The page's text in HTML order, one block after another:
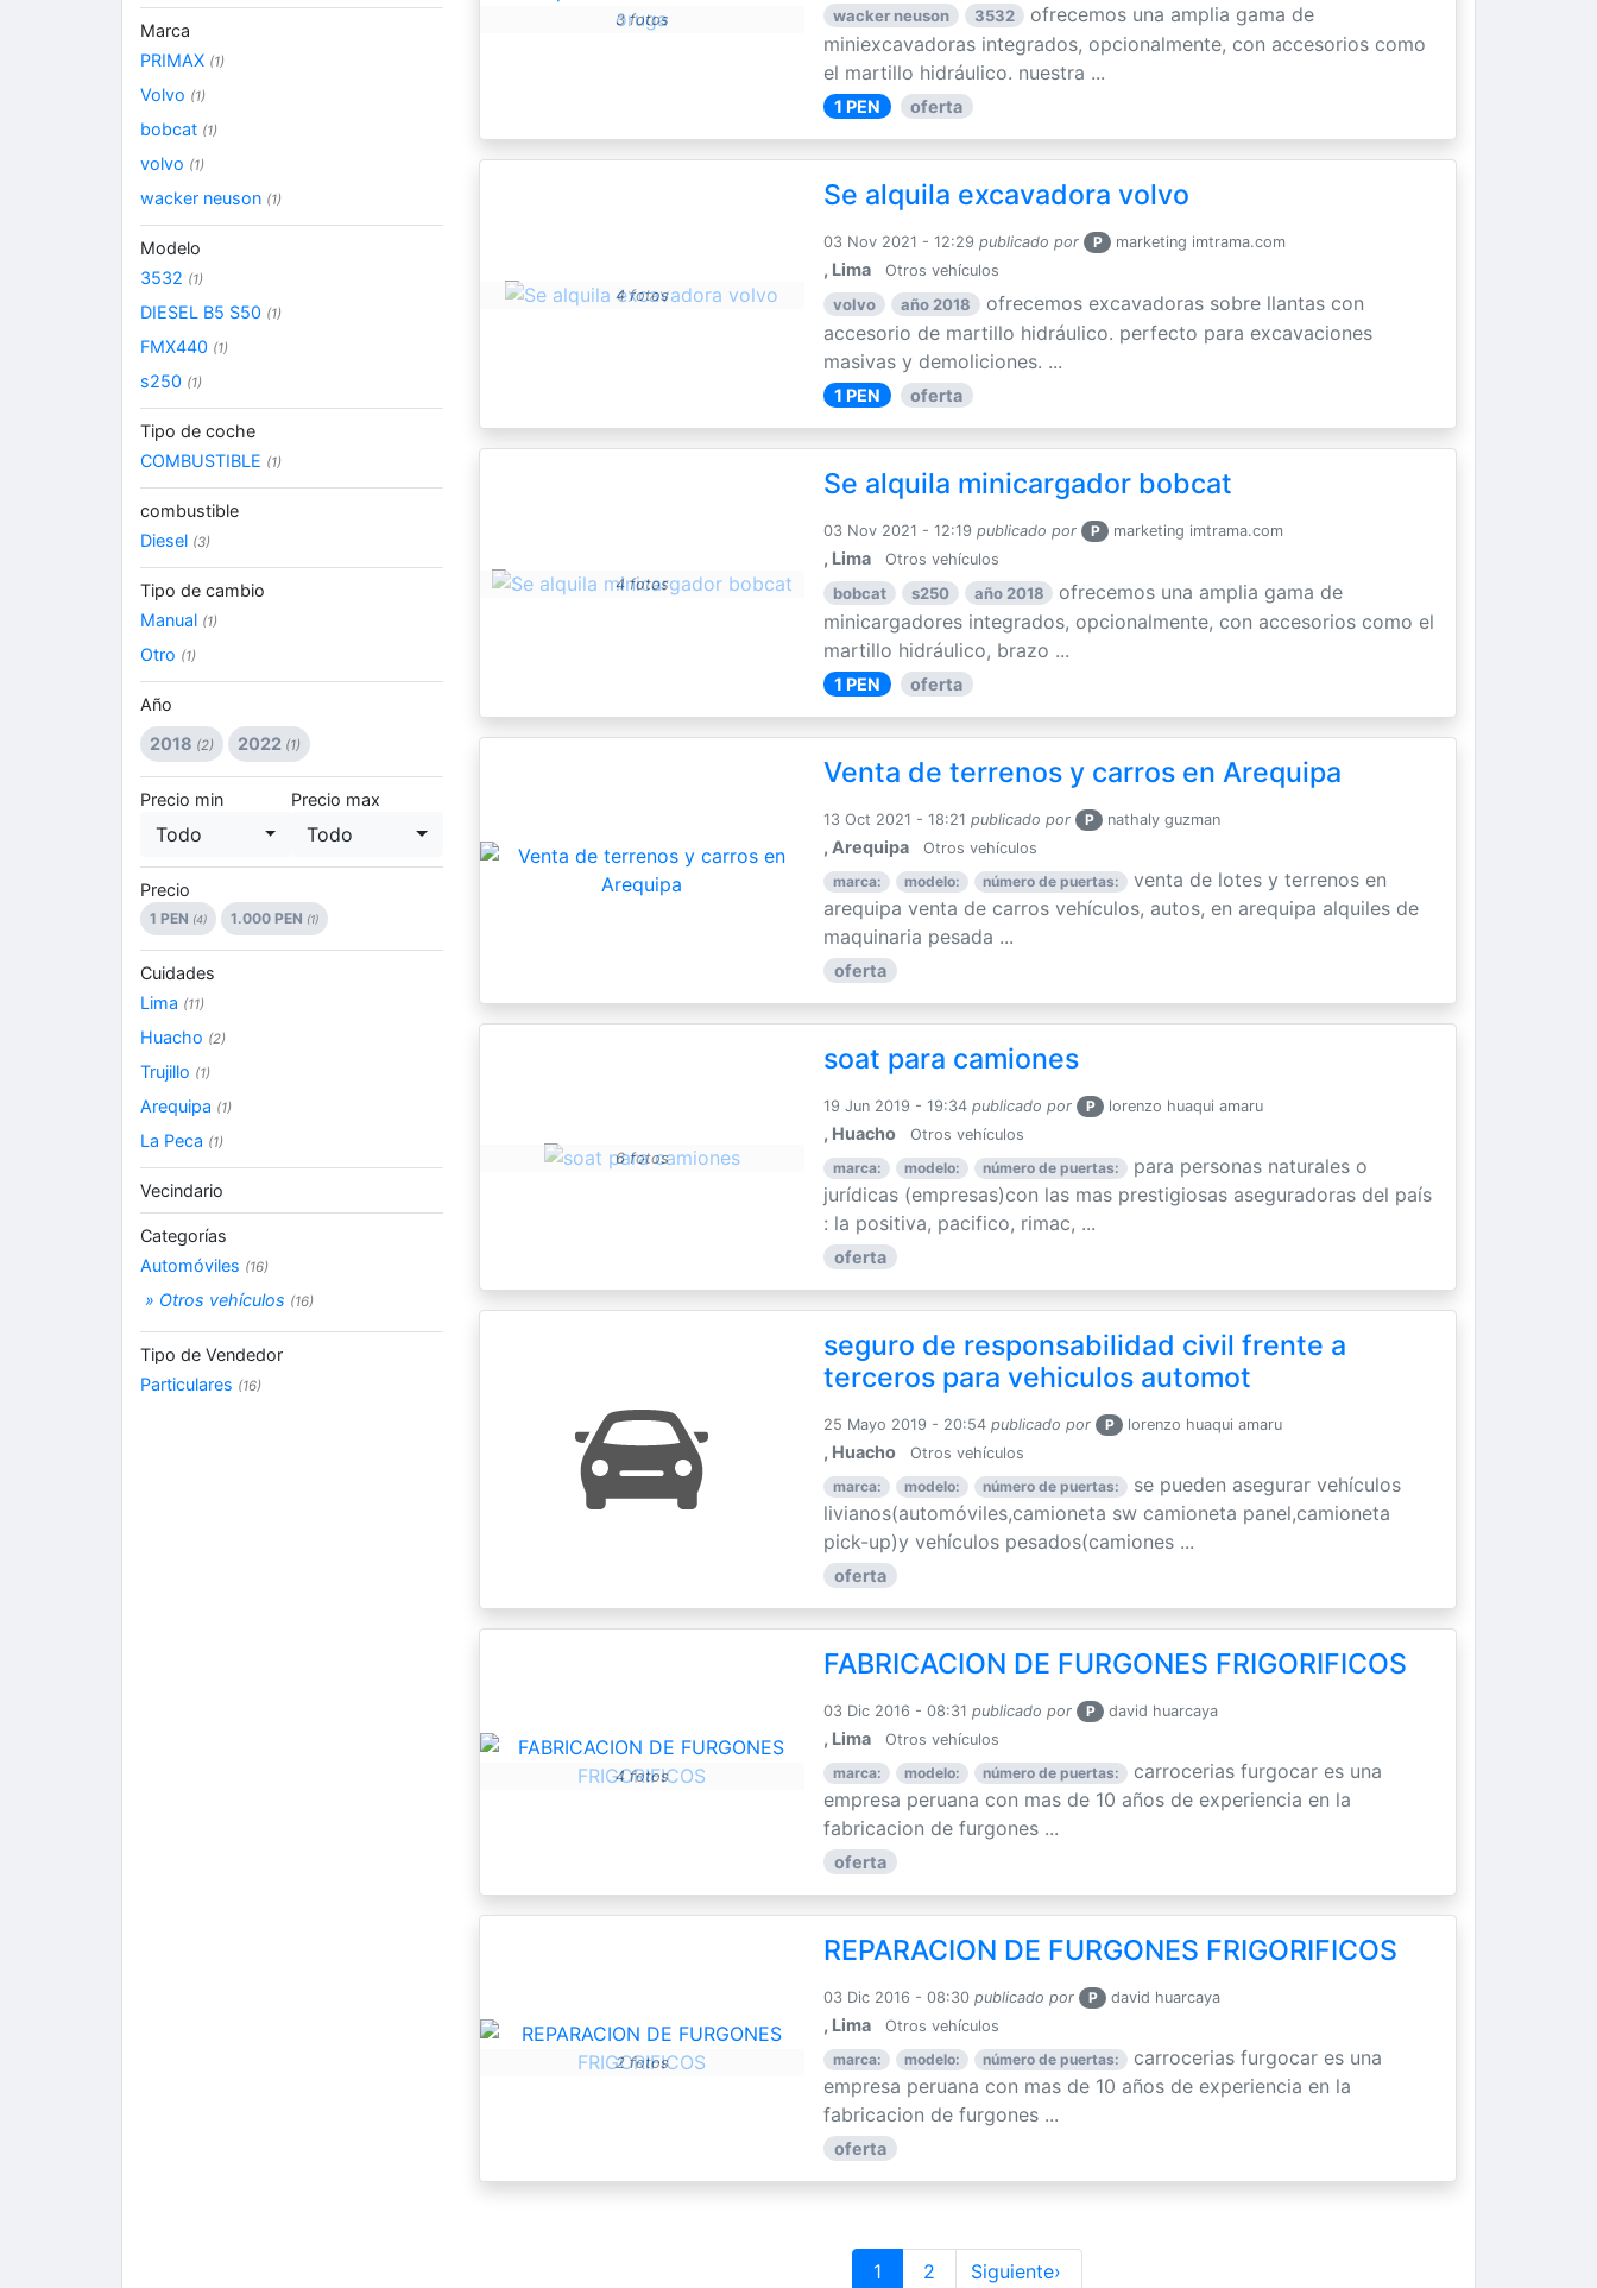
3 fotos wacker neuson 3532
ofrecemos una amplia gama de
miniexcavadoras integrados, opcionalmente, con accesorios como
el martillo hidráulico. nuestra ...
1 PEN oferta
4 fotos
Se alquila excavadora volvo
03 Nov 2021 - 12:29 publicado por P marketing imtrama.com
, Lima Otros vehículos
volvo año 2018
ofrecemos excavadoras sobre llantas con
accesorio de martillo hidráulico. perfecto para excavaciones
masivas y demoliciones. ...
1 PEN oferta
4 fotos
Se alquila minicargador bobcat
03 Nov 2021 - 12:19 publicado por P marketing imtrama.com
, Lima Otros vehículos
bobcat s250 año 2018
ofrecemos una amplia gama de
minicargadores integrados, opcionalmente, con accesorios como el
martillo hidráulico, brazo ...
1 PEN oferta
Venta de terrenos y carros en Arequipa
13 Oct 2021 - 18:21 publicado por P nathaly guzman
, Arequipa
Otros vehículos
marca:
modelo: número de puertas:
venta de lotes y terrenos en
arequipa venta de carros vehículos, autos, en arequipa alquiles de
maquinaria pesada ...
oferta
6 fotos
soat para camiones
19 Jun 2019 - 19:34 publicado por P lorenzo huaqui amaru
, Huacho
Otros vehículos
marca:
modelo: número de puertas:
para personas naturales o
jurídicas (empresas)con las mas prestigiosas aseguradoras del país
: la positiva, pacifico, rimac, ...
oferta
seguro de responsabilidad civil frente a
terceros para vehiculos automot
25 Mayo 2019 - 20:54 publicado por P lorenzo huaqui amaru
, Huacho
Otros vehículos
marca:
modelo: número de puertas:
se pueden asegurar vehículos
livianos(automóviles,camioneta sw camioneta panel,camioneta
pick-up)y vehículos pesados(camiones ...
oferta
4 fotos
FABRICACION DE FURGONES FRIGORIFICOS
03 Dic 2016 - 08:31 publicado por P david huarcaya
, Lima
Otros vehículos
marca:
modelo: número de puertas:
carrocerias furgocar es una
empresa peruana con mas de 10 años de experiencia en la
fabricacion de furgones ...
oferta
2 fotos
REPARACION DE FURGONES FRIGORIFICOS
03 Dic 2016 - 08:30 publicado por P david huarcaya
, Lima
Otros vehículos
marca:
modelo: número de puertas:
carrocerias furgocar es una
empresa peruana con mas de 10 años de experiencia en la
fabricacion de furgones ...
oferta
1 2 Siguiente›
Marca
PRIMAX (1)
Volvo (1)
bobcat (1)
volvo (1)
wacker neuson (1)
Modelo
3532 (1)
DIESEL B5 S50 (1)
FMX440 (1)
s250 (1)
Tipo de coche
COMBUSTIBLE (1)
combustible
Diesel (3)
Tipo de cambio
Manual (1)
Otro (1)
Año
2018 (2) 2022 (1)
Precio min
Todo
Precio max
Todo
Precio
1 PEN (4) 1.000 PEN (1)
Cuidades
Lima (11)
Huacho (2)
Trujillo (1)
Arequipa (1)
La Peca (1)
Vecindario
Categorías
Automóviles (16)
» Otros vehículos (16)
Tipo de Vendedor
Particulares (16)